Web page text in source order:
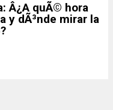
Â¿A quÃ© hora
y dÃ³nde mirar la